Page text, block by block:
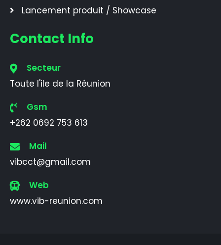
Lancement produit / Showcase
Contact Info
Secteur
Toute l'ile de la Réunion
Gsm
+262 0692 753 613
Mail
vibcct@gmail.com
Web
www.vib-reunion.com